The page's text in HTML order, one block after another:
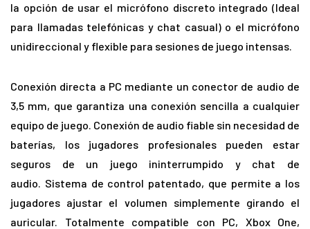
la opción de usar el micrófono discreto integrado (Ideal
para llamadas telefónicas y chat casual) o el micrófono
unidireccional y flexible para sesiones de juego intensas.
Conexión directa a PC mediante un conector de audio de
3,5 mm, que garantiza una conexión sencilla a cualquier
equipo de juego. Conexión de audio fiable sin necesidad de
baterías, los jugadores profesionales pueden estar
seguros de un juego ininterrumpido y chat de
audio. Sistema de control patentado, que permite a los
jugadores ajustar el volumen simplemente girando el
auricular. Totalmente compatible con PC, Xbox One,